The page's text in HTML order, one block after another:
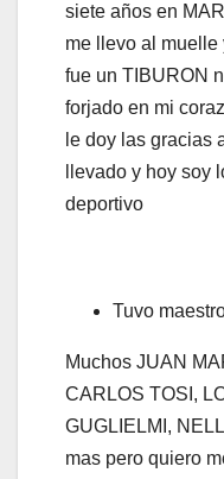
siete años en
me llevo al muelle
fue un TIBURON
forjado en mi
le doy las gracias
llevado y hoy soy
deportivo
Tuvo
Muchos JUAN
CARLOS TOSI,
GUGLIELMI,
mas pero quiero